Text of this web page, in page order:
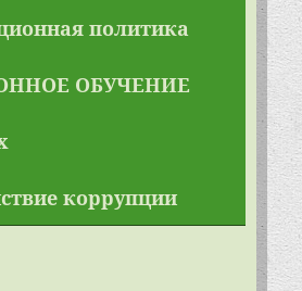
политика
ОБУЧЕНИЕ
коррупции